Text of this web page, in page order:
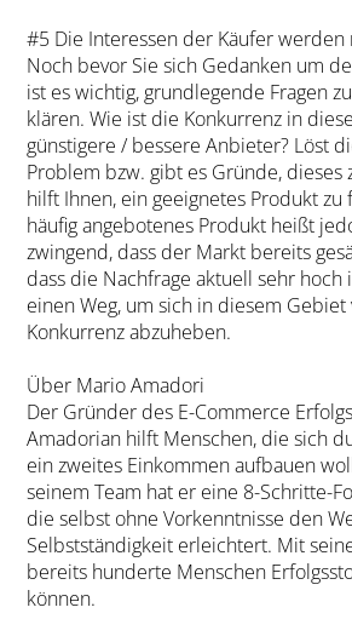
#5 Die Interessen der Käufer
Noch bevor Sie sich Gedanken um
ist es wichtig, grundlegende Fragen
klären. Wie ist die Konkurrenz in
günstigere / bessere Anbieter? Löst
Problem bzw. gibt es Gründe, dieses
hilft Ihnen, ein geeignetes Produkt zu
häufig angebotenes Produkt heißt
zwingend, dass der Markt bereits
dass die Nachfrage aktuell sehr hoch
einen Weg, um sich in diesem
Konkurrenz abzuheben.
Über Mario Amadori
Der Gründer des E-Commerce
Amadorian hilft Menschen, die sich
ein zweites Einkommen aufbauen
seinem Team hat er eine 8-Schritte-
die selbst ohne Vorkenntnisse den
Selbstständigkeit erleichtert. Mit
bereits hunderte Menschen
können.